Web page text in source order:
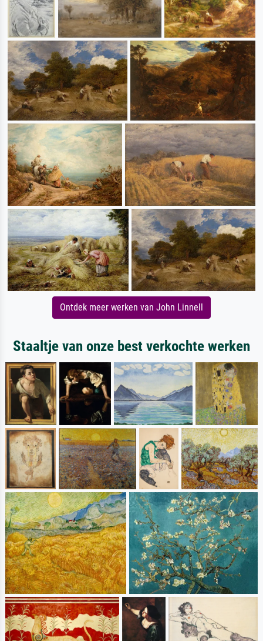
Ontdek meer werken van John Linnell
Staaltje van onze best verkochte werken